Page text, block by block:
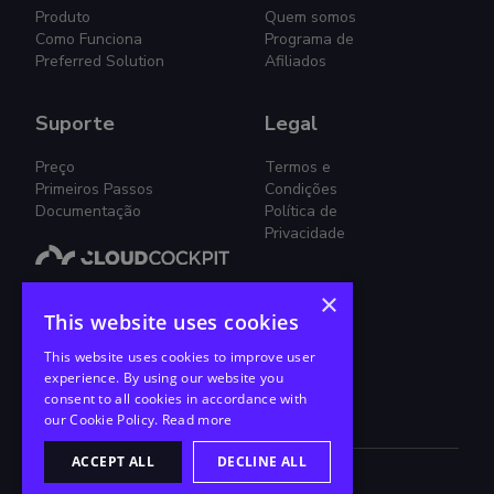
Gestão Smplificada de Nuvem.
Junte-se a nós nessa jornada!
Produto
Como Funciona
Preferred Solution
Quem somos
Programa de
Afiliados
Suporte
Preço
Primeiros Passos
Documentação
Legal
Termos e
Condições
Política de
Privacidade
×
This website uses cookies
This website uses cookies to improve user
experience. By using our website you
consent to all cookies in accordance with
our Cookie Policy. Read more
ACCEPT ALL DECLINE ALL